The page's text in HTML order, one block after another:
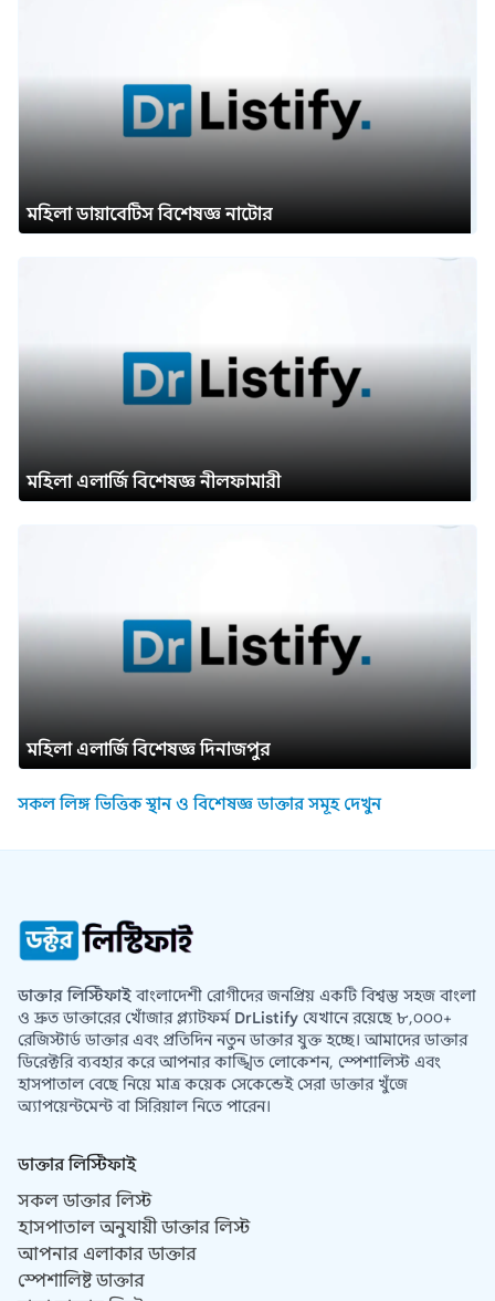
মহিলা ডায়াবেটিস বিশেষজ্ঞ নাটোর
মহিলা এলার্জি বিশেষজ্ঞ নীলফামারী
মহিলা এলার্জি বিশেষজ্ঞ দিনাজপুর
সকল লিঙ্গ ভিত্তিক স্থান ও বিশেষজ্ঞ ডাক্তার সমূহ দেখুন
ডাক্তার লিস্টিফাইবাংলাদেশী রোগীদের জনপ্রিয় একটি বিশ্বস্ত সহজ বাংলা
ও দ্রুত ডাক্তারের খোঁজার প্ল্যাটফর্ম DrListify যেখানে রয়েছে ৮,০০০+
রেজিস্টার্ড ডাক্তার এবং প্রতিদিন নতুন ডাক্তার যুক্ত হচ্ছে। আমাদের ডাক্তার
ডিরেক্টরি ব্যবহার করে আপনার কাঙ্খিত লোকেশন, স্পেশালিস্ট এবং
হাসপাতাল বেছে নিয়ে মাত্র কয়েক সেকেন্ডেই সেরা ডাক্তার খুঁজে
অ্যাপয়েন্টমেন্ট বা সিরিয়াল নিতে পারেন।
ডাক্তার লিস্টিফাই
সকল ডাক্তার লিস্ট
হাসপাতাল অনুযায়ী ডাক্তার লিস্ট
আপনার এলাকার ডাক্তার
স্পেশালিষ্ট ডাক্তার